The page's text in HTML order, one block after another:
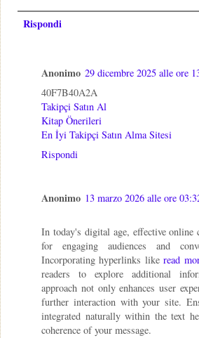
Rispondi
Anonimo 29 dicembre 2025 alle ore
40F7B40A2A
Takipçi Satın Al
Kitap Önerileri
En İyi Takipçi Satın Alma Sitesi
Rispondi
Anonimo 13 marzo 2026 alle ore
In today's digital age, effective online
for engaging audiences and
Incorporating hyperlinks likeread
readers to explore additional
approach not only enhances user
further interaction with your site.
integrated naturally within the text
coherence of your message.